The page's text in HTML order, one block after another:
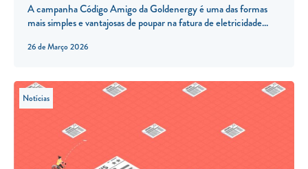
26 de Março 2026
A campanha Código Amigo da Goldenergy é uma das formas
mais simples e vantajosas de poupar na fatura de eletricidade...
Notícias